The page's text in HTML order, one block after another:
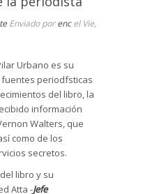
Enviado porencel Vie,
Urbano es su
periodfsticas
del libro, la
información
Walters, que
como de los
secretos.
libro y su
Atta -Jefe